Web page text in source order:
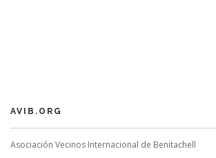
AVIB.ORG
Asociación Vecinos Internacional de Benitachell